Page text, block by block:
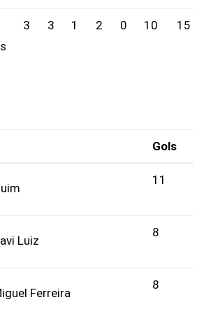
3 3 1 2 0 10 15
Gols
11
Luiz
8
Ferreira
8